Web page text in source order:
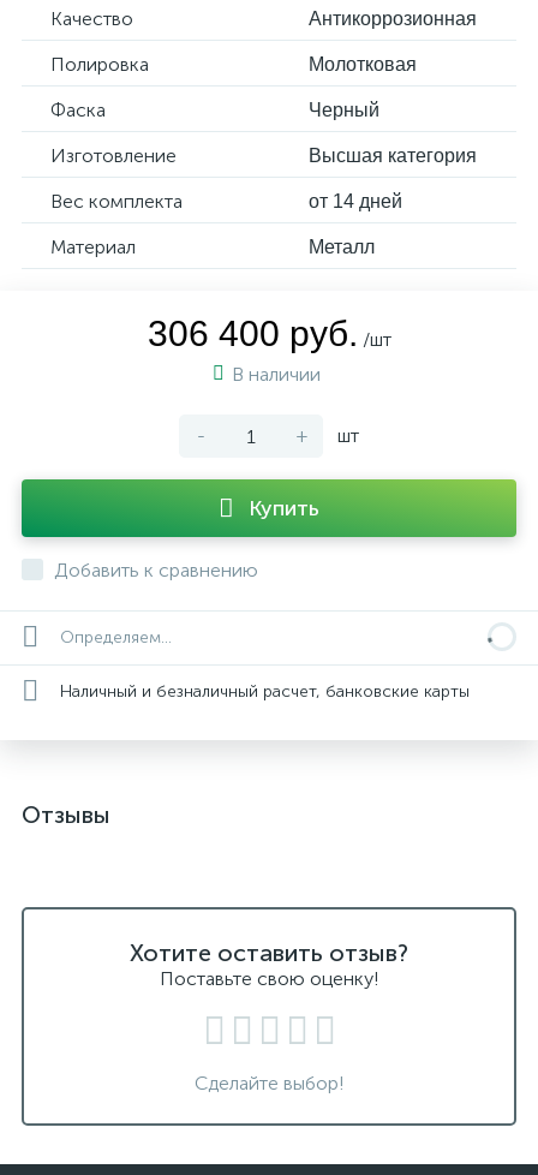
Качество Антикоррозионная
Полировка Молотковая
Фаска Черный
Изготовление Высшая категория
Вес комплекта от 14 дней
Материал Металл
306 400 руб. /шт
В наличии
- + шт
Купить
Добавить к сравнению
Определяем...
Наличный и безналичный расчет, банковские карты
Отзывы
Хотите оставить отзыв?
Поставьте свою оценку!
Сделайте выбор!